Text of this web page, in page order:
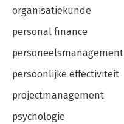
organisatiekunde
personal finance
personeelsmanagement
persoonlijke effectiviteit
projectmanagement
psychologie